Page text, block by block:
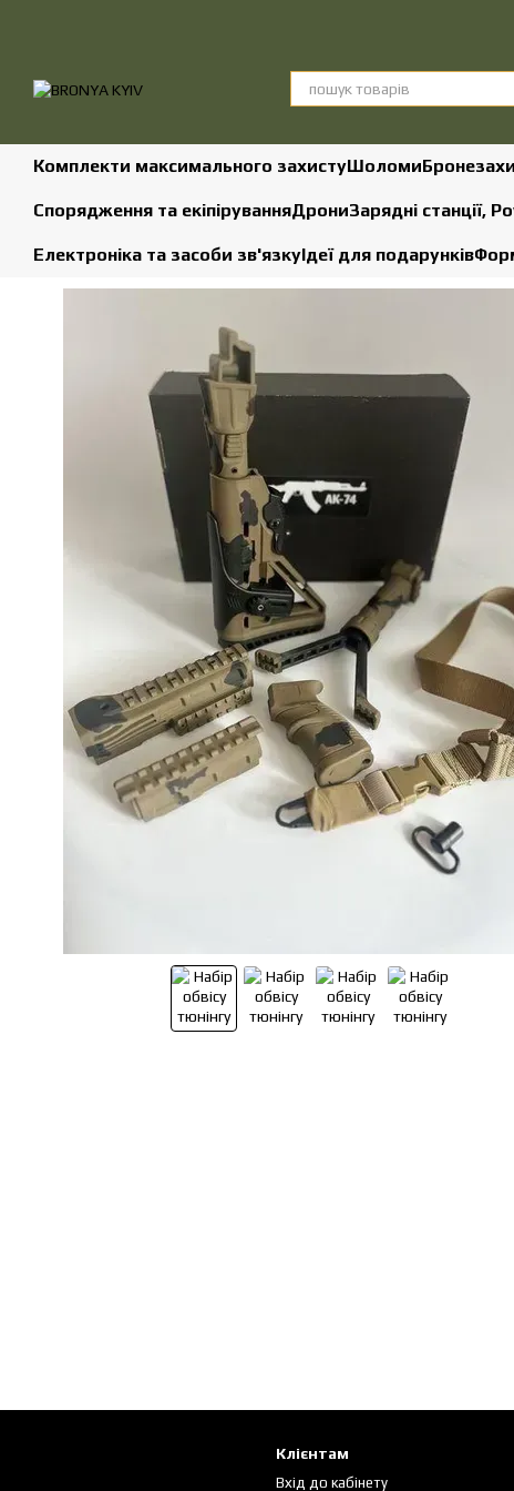
Комплекти максимального захистуШоломи
Спорядження та екіпіруванняДрониЗарядні станції,
Електроніка та засоби зв'язкуІдеї для подарунків
Клієнтам
Вхід до кабінету